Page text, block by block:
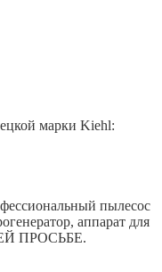
марки Kiehl:
пылесос
аппарат для
ПРОСЬБЕ.